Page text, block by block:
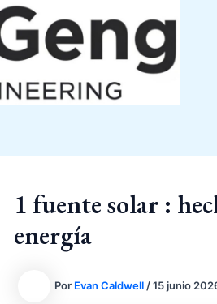
1 fuente solar :
energía
Por Evan Caldwell /15 junio